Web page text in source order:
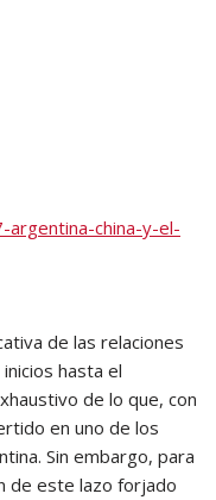
argentina-china-y-el-
de las relaciones
hasta el
de lo que, con
en uno de los
Sin embargo, para
de este lazo forjado